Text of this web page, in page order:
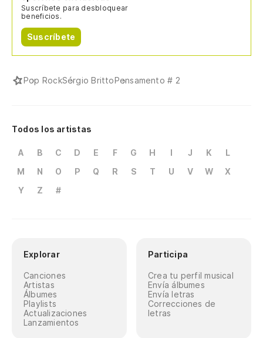
Suscríbete para desbloquear
beneficios.
Suscríbete
Pop RockSérgio BrittoPensamento # 2
Todos los artistas
A B C D E F G H I J K
L
M
N O P Q R S T U V W
X
Y
Z #
Explorar
Canciones
Artistas
Álbumes
Playlists
Actualizaciones
Lanzamientos
Participa
Crea tu perfil musical
Envía álbumes
Envía letras
Correcciones de
letras